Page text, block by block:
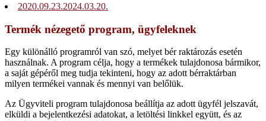
2020.09.23.2024.03.20.
Termék nézegető program, ügyfeleknek
Egy különálló programról van szó, melyet bér raktározás esetén
használnak. A program célja, hogy a termékek tulajdonosa bármikor,
a saját gépéről meg tudja tekinteni, hogy az adott bérraktárban
milyen termékei vannak és mennyi van belőlük.
Az Ügyviteli program tulajdonosa beállítja az adott ügyfél jelszavát,
elküldi a bejelentkezési adatokat, a letöltési linkkel együtt, és az